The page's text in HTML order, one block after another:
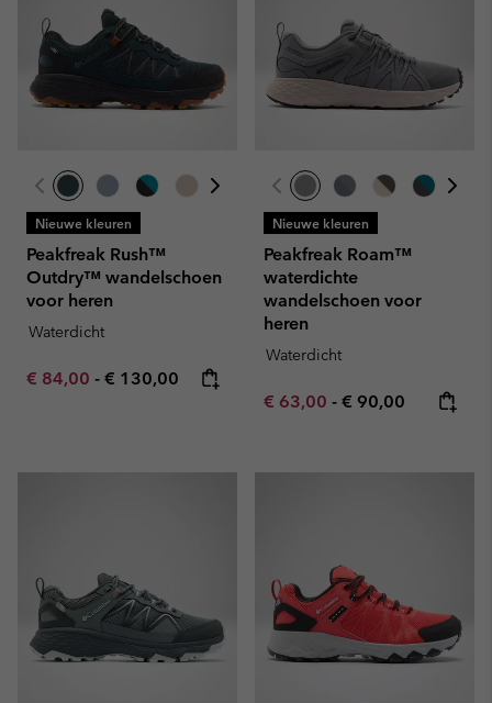
Nieuwe kleuren
Peakfreak Rush™
Outdry™ wandelschoen
voor heren
Waterdicht
Minimum sale price:
€ 84,00 - Maximum price:
€ 130,00
Nieuwe kleuren
Peakfreak Roam™
waterdichte
wandelschoen voor
heren
Waterdicht
Minimum sale price:
€ 63,00 - Maximum price:
€ 90,00